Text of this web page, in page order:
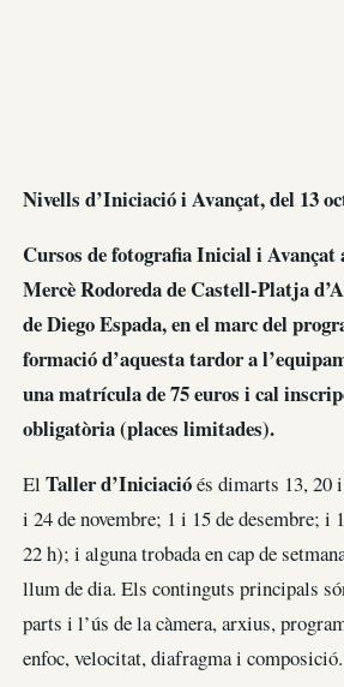
Nivells d’Iniciació i Avançat, del 13
Cursos de fotografia Inicial i Avançat
Mercè Rodoreda de Castell-Platja
de Diego Espada, en el marc del
formació d’aquesta tardor a
una matrícula de 75 euros i cal
obligatòria (places limitades).
El Taller d’Iniciacióés dimarts 13, 20
i 24 de novembre; 1 i 15 de desembre; i
22 h); i alguna trobada en cap de
llum de dia. Els continguts principals
parts i l’ús de la càmera, arxius,
enfoc, velocitat, diafragma i composició.